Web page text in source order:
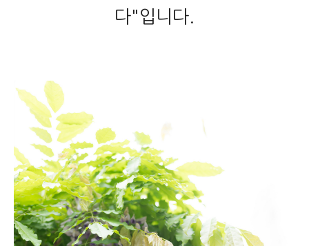
다"입니다.